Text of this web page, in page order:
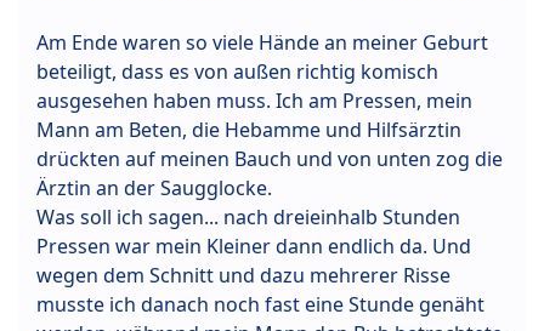
Am Ende waren so viele Hände an meiner Geburt
beteiligt, dass es von außen richtig komisch
ausgesehen haben muss. Ich am Pressen, mein
Mann am Beten, die Hebamme und Hilfsärztin
drückten auf meinen Bauch und von unten zog die
Ärztin an der Saugglocke.
Was soll ich sagen... nach dreieinhalb Stunden
Pressen war mein Kleiner dann endlich da. Und
wegen dem Schnitt und dazu mehrerer Risse
musste ich danach noch fast eine Stunde genäht